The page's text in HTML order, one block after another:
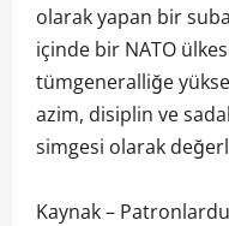
olarak yapan bir
içinde bir NATO
tümgeneralliğe
azim, disiplin ve
simgesi olarak
Kaynak –